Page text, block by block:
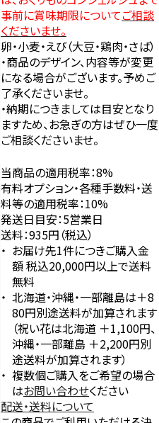
事前に賞味期限についてご相談
くださいませ。
卵・小麦・えび（大豆・鶏肉・さば）
・商品のデザイン、内容等が変更
になる場合がございます。予めご
了承くださいませ。
・納期につきましては目安となり
ますため、お急ぎの方はぜひ一度
ご相談くださいませ。
当商品の適用税率：8%
有料オプション・各種手数料・送
料等の適用税率：10%
発送日目安：5営業日
送料：935円（税込）
お届け先1件につきご購入金
額 税込20,000円以上で送料
無料
北海道・沖縄・一部離島は＋8
80円別途送料が加算されます
（祝い花は北海道 ＋1,100円、
沖縄・一部離島 ＋2,200円別
途送料が加算されます）
複数個ご購入をご希望の場合
はお問い合わせください
配送・送料について